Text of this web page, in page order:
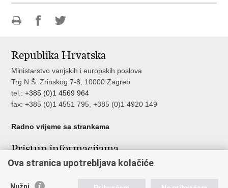
Facebooku
Twitteru
Republika Hrvatska
Ministarstvo vanjskih i europskih poslova
Trg N.Š. Zrinskog 7-8, 10000 Zagreb
tel.:+385 (0)1 4569 964
fax: +385 (0)1 4551 795, +385 (0)1 4920 149
Radno vrijeme sa strankama
Pristup informacijama
Pristup informacijama
Ova stranica upotrebljava kolačiće